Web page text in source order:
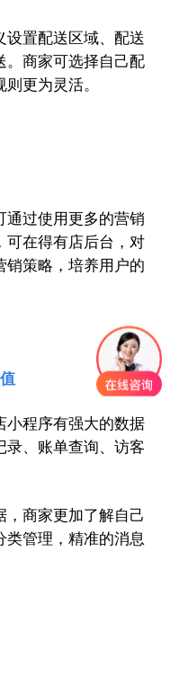
设置配送区域、配送
。商家可选择自己配
则更为灵活。
通过使用更多的营销
可在得有店后台，对
销策略，培养用户的
小程序有强大的数据
录、账单查询、访客
商家更加了解自己
管理， 精准的消息